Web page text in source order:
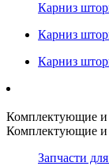
Карниз
Карниз
Карниз
Комплектующие и
Комплектующие и
Запчасти